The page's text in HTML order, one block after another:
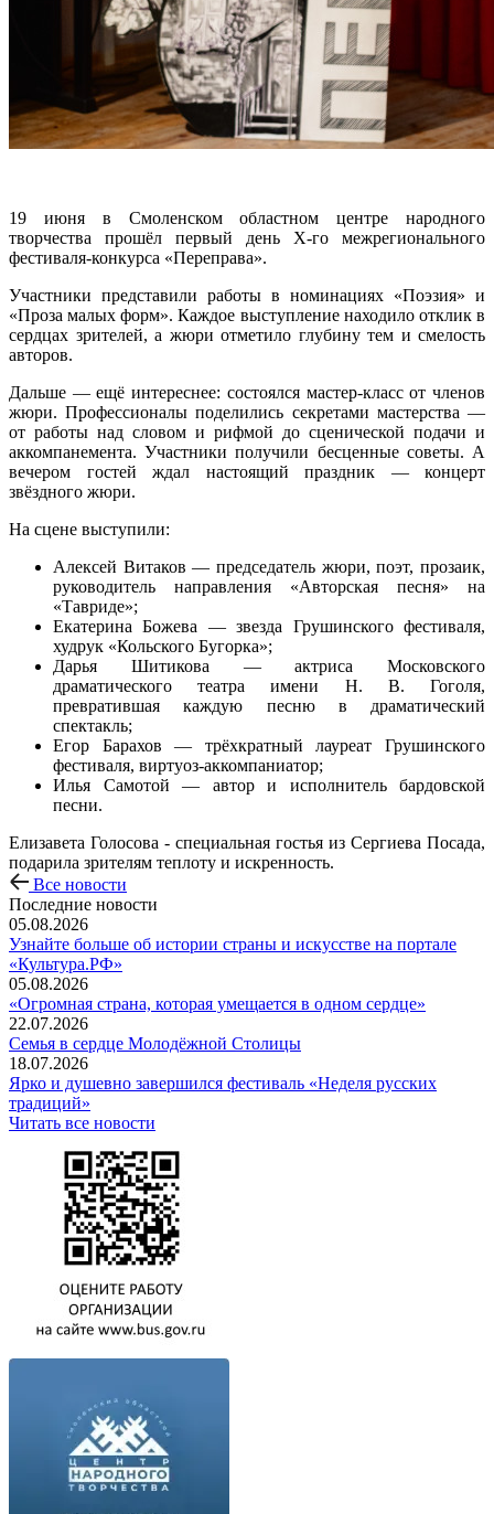
19 июня в Смоленском областном центре народного
творчества прошёл первый день X-го межрегионального
фестиваля-конкурса «Переправа».
Участники представили работы в номинациях «Поэзия» и
«Проза малых форм». Каждое выступление находило отклик в
сердцах зрителей, а жюри отметило глубину тем и смелость
авторов.
Дальше — ещё интереснее: состоялся мастер-класс от членов
жюри. Профессионалы поделились секретами мастерства —
от работы над словом и рифмой до сценической подачи и
аккомпанемента. Участники получили бесценные советы. А
вечером гостей ждал настоящий праздник — концерт
звёздного жюри.
На сцене выступили:
Алексей Витаков — председатель жюри, поэт, прозаик,
руководитель направления «Авторская песня» на
«Тавриде»;
Екатерина Божева — звезда Грушинского фестиваля,
худрук «Кольского Бугорка»;
Дарья Шитикова — актриса Московского
драматического театра имени Н. В. Гоголя,
превратившая каждую песню в драматический
спектакль;
Егор Барахов — трёхкратный лауреат Грушинского
фестиваля, виртуоз-аккомпаниатор;
Илья Самотой — автор и исполнитель бардовской
песни.
Елизавета Голосова - специальная гостья из Сергиева Посада,
подарила зрителям теплоту и искренность.
Все новости
Последние новости
05.08.2026
Узнайте больше об истории страны и искусстве на портале
«Культура.РФ»
05.08.2026
«Огромная страна, которая умещается в одном сердце»
22.07.2026
Семья в сердце Молодёжной Столицы
18.07.2026
Ярко и душевно завершился фестиваль «Неделя русских
традиций»
Читать все новости